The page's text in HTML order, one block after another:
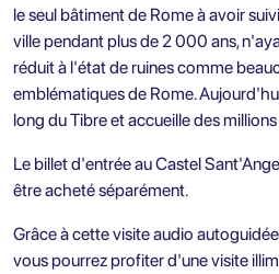
le seul bâtiment de Rome à avoir
ville pendant plus de 2 000 ans,
réduit à l'état de ruines comme
emblématiques de Rome.
long du Tibre et accueille des
Le billet d'entrée au Castel
être acheté séparément.
Grâce à cette visite audio
vous pourrez profiter d'une visite